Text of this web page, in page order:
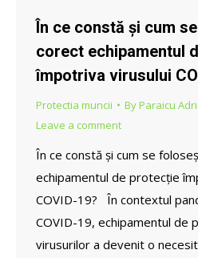
În ce constă și cum
corect echipamentul
împotriva virusului
Protectia muncii ByParaicu
Leave a comment
În ce constă și cum se
echipamentul de protecție
COVID-19? În contextul
COVID-19, echipamentul de
virusurilor a devenit o